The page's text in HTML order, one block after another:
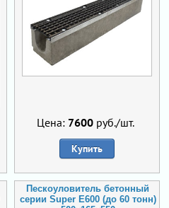
Цена: 7600руб./шт.
Купить
Пескоуловитель бетонный
серии Super Е600 (до 60 тонн)